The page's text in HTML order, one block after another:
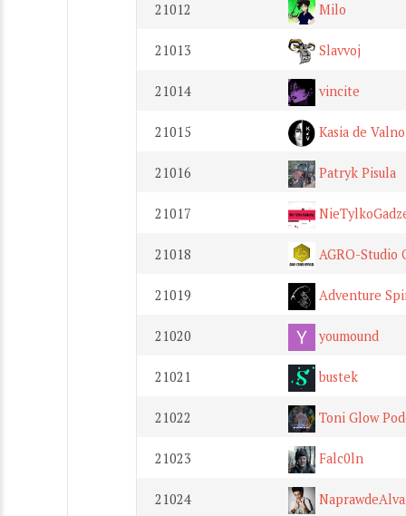
21012 Milo
21013 Slavvoj
21014 vincite
21015 Kasia de
21016 Patryk Pisula
21017
21018 AGRO-Studio
21019 Adventure
21020 youmound
21021 bustek
21022 Toni Glow
21023 Falc0ln
21024